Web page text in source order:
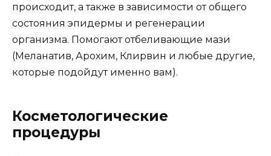
происходит, а также в зависимости от общего
состояния эпидермы и регенерации
организма. Помогают отбеливающие мази
(Меланатив, Арохим, Клирвин и любые другие,
которые подойдут именно вам).
Косметологические
процедуры